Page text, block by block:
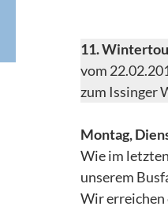
11.
vom
zum Issinger
Montag,
Wie im
unserem
Wir erreichen